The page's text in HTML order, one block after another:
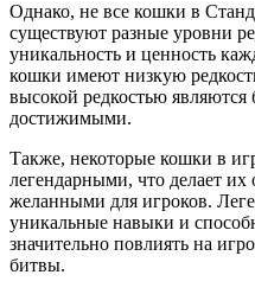
Однако, не все кошки в
существуют разные уровни
уникальность и ценность
кошки имеют низкую
высокой редкостью
достижимыми.
Также, некоторые кошки в
легендарными, что делает
желанными для игроков.
уникальные навыки и
значительно повлиять на
битвы.